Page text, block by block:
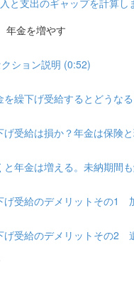
金を増やす
ション説明 (0:52)
を繰下げ受給するとどうな
げ受給は損か？年金は保険
と年金は増える。未納期間
げ受給のデメリットその1
げ受給のデメリットその2